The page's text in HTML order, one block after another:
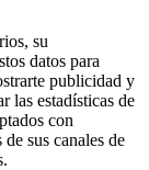
su
datos para
publicidad y
las estadísticas de
con
sus canales de